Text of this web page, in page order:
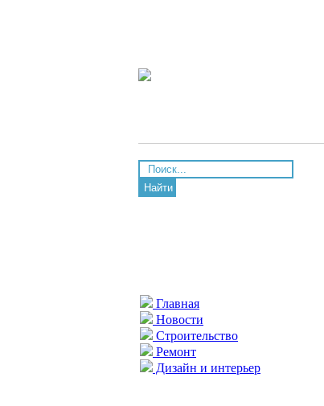
Найти
Главная
Новости
Строительство
Ремонт
Дизайн и интерьер